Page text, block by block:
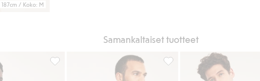
187cm / Koko: M
Samankaltaiset tuotteet
paita, Lisää suosikkeihinRegular-mallinen puuvilla-t-paita, Lisää suosikkeihin
Raidallinen puuvilla-t-paita,